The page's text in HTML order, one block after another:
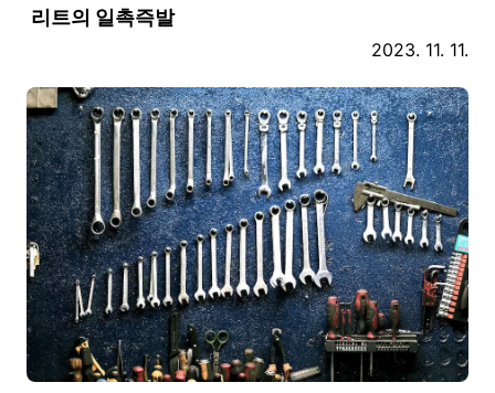
리트의 일촉즉발
2023. 11. 11.